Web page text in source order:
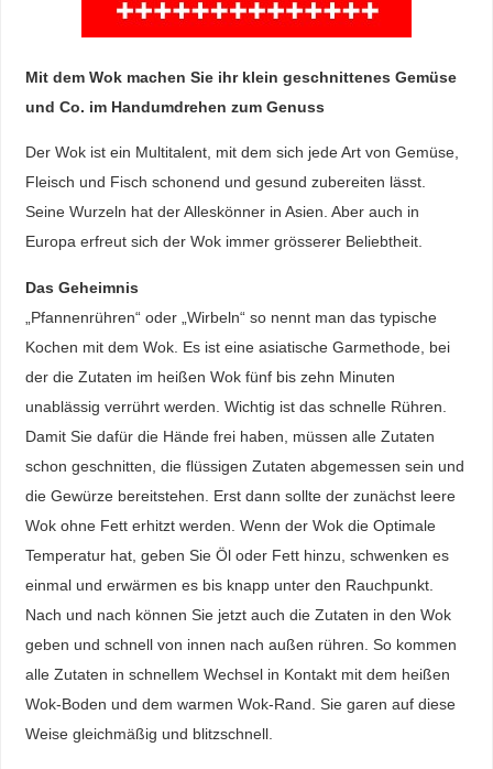
Mit dem Wok machen Sie ihr klein geschnittenes Gemüse
und Co. im Handumdrehen zum Genuss
Der Wok ist ein Multitalent, mit dem sich jede Art von Gemüse,
Fleisch und Fisch schonend und gesund zubereiten lässt.
Seine Wurzeln hat der Alleskönner in Asien. Aber auch in
Europa erfreut sich der Wok immer grösserer Beliebtheit.
Das Geheimnis
„Pfannenrühren“ oder „Wirbeln“ so nennt man das typische
Kochen mit dem Wok. Es ist eine asiatische Garmethode, bei
der die Zutaten im heißen Wok fünf bis zehn Minuten
unablässig verrührt werden. Wichtig ist das schnelle Rühren.
Damit Sie dafür die Hände frei haben, müssen alle Zutaten
schon geschnitten, die flüssigen Zutaten abgemessen sein und
die Gewürze bereitstehen. Erst dann sollte der zunächst leere
Wok ohne Fett erhitzt werden. Wenn der Wok die Optimale
Temperatur hat, geben Sie Öl oder Fett hinzu, schwenken es
einmal und erwärmen es bis knapp unter den Rauchpunkt.
Nach und nach können Sie jetzt auch die Zutaten in den Wok
geben und schnell von innen nach außen rühren. So kommen
alle Zutaten in schnellem Wechsel in Kontakt mit dem heißen
Wok-Boden und dem warmen Wok-Rand. Sie garen auf diese
Weise gleichmäßig und blitzschnell.